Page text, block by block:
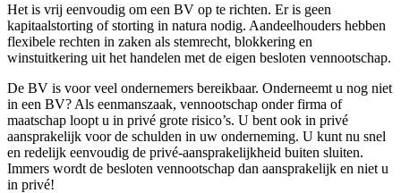
Het is vrij eenvoudig om een BV op te richten. Er is geen
kapitaalstorting of storting in natura nodig. Aandeelhouders hebben
flexibele rechten in zaken als stemrecht, blokkering en
winstuitkering uit het handelen met de eigen besloten vennootschap.
De BV is voor veel ondernemers bereikbaar. Onderneemt u nog niet
in een BV? Als eenmanszaak, vennootschap onder firma of
maatschap loopt u in privé grote risico’s. U bent ook in privé
aansprakelijk voor de schulden in uw onderneming. U kunt nu snel
en redelijk eenvoudig de privé-aansprakelijkheid buiten sluiten.
Immers wordt de besloten vennootschap dan aansprakelijk en niet u
in privé!